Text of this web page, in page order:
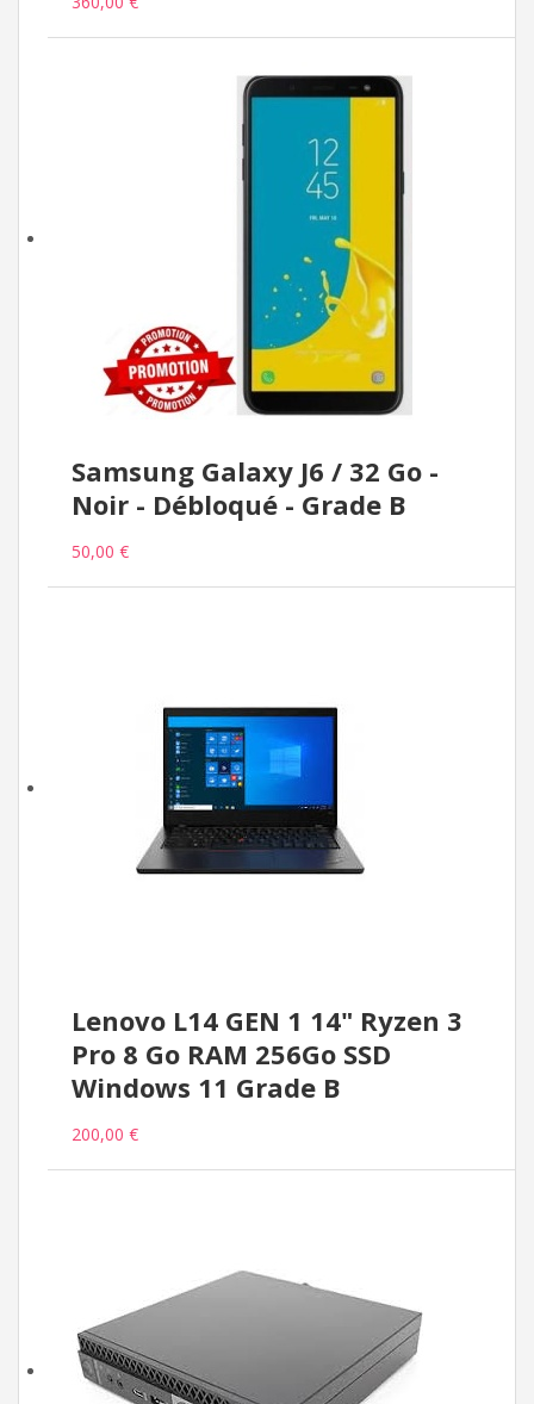
Samsung Galaxy J6 / 32 Go -
Noir - Débloqué - Grade B
50,00 €
Lenovo L14 GEN 1 14" Ryzen 3
Pro 8 Go RAM 256Go SSD
Windows 11 Grade B
200,00 €